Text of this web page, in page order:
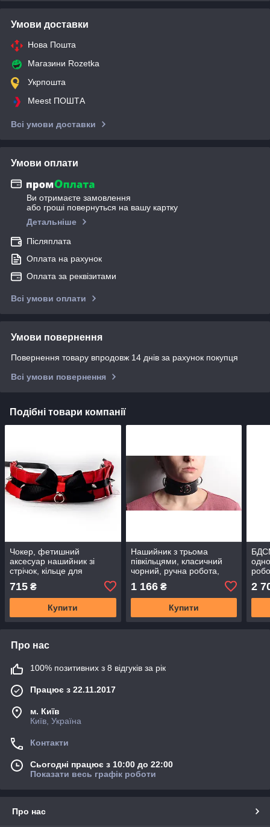
Умови доставки
Нова Пошта
Магазини Rozetka
Укрпошта
Meest ПОШТА
Всі умови доставки
Умови оплати
Ви отримаєте замовлення
або гроші повернуться на вашу картку
Детальніше
Післяплата
Оплата на рахунок
Оплата за реквізитами
Всі умови оплати
Умови повернення
Повернення товару впродовж 14 днів за рахунок покупця
Всі умови повернення
Подібні товари компанії
Чокер, фетишний
аксесуар нашийник зі
стрічок, кільце для
715 ₴
Купити
Нашийник з трьома
півкільцями, класичний
чорний, ручна робота,
1 166₴
Купити
2
Про нас
100% позитивних з 8 відгуків за рік
Працює з 22.11.2017
м. Київ
Київ, Україна
Контакти
Сьогодні працює з 10:00 до 22:00
Показати весь графік роботи
Про нас